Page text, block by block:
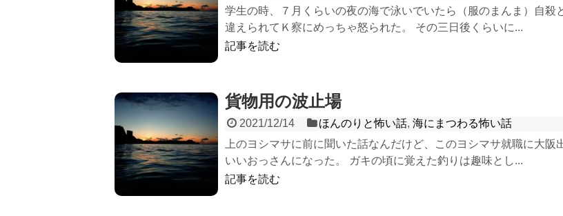
学生の時、７月くらいの夜の海で泳いでいたら（服のまんま）自殺
違えられてＫ察にめっちゃ怒られた。 その三日後くらいに...
記事を読む
貨物用の波止場
2021/12/14 ほんのりと怖い話,海にまつわる怖い話
上のヨシマサに前に聞いた話なんだけど、このヨシマサ就職に大阪
いいおっさんになった。 ガキの頃に覚えた釣りは趣味とし...
記事を読む